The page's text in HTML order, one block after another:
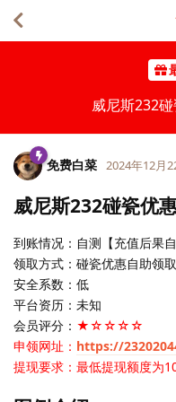
威尼斯232
免费白菜 2024年12月
威尼斯232碰瓷优
到账情况：自测【充值后果自
领取方式：碰瓷优惠自助领
安全系数：低
平台资历：未知
会员评分： ★☆☆☆☆
申领网址： https://
提现要求：最低提现额度为